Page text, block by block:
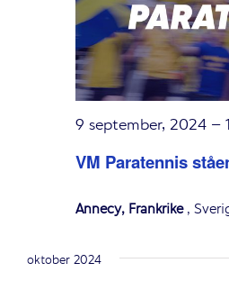
VM Paratennis
9 september, 2024 –
Annecy, Frankrike,
oktober 2024